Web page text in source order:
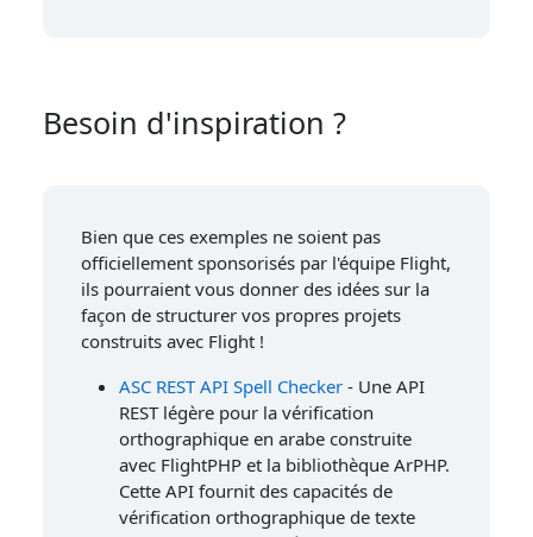
Besoin d'inspiration ?
Bien que ces exemples ne soient pas
officiellement sponsorisés par l'équipe Flight,
ils pourraient vous donner des idées sur la
façon de structurer vos propres projets
construits avec Flight !
ASC REST API Spell Checker - Une API
REST légère pour la vérification
orthographique en arabe construite
avec FlightPHP et la bibliothèque ArPHP.
Cette API fournit des capacités de
vérification orthographique de texte